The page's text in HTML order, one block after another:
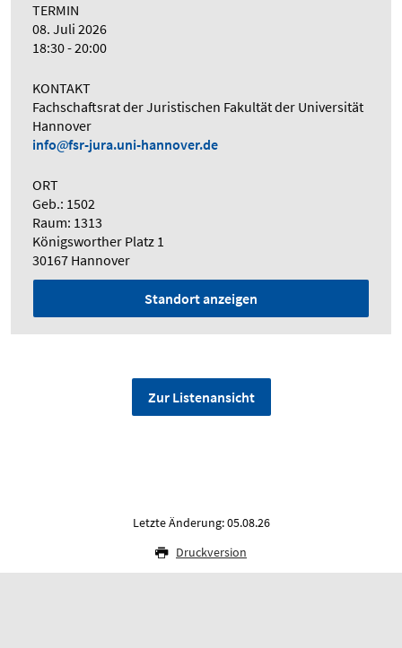
TERMIN
08. Juli 2026
18:30 - 20:00
KONTAKT
Fachschaftsrat der Juristischen Fakultät der Universität
Hannover
info
fsr-jura.uni-hannover.de
ORT
Geb.: 1502
Raum: 1313
Königsworther Platz 1
30167 Hannover
Standort anzeigen
Zur Listenansicht
Letzte Änderung: 05.08.26
Druckversion